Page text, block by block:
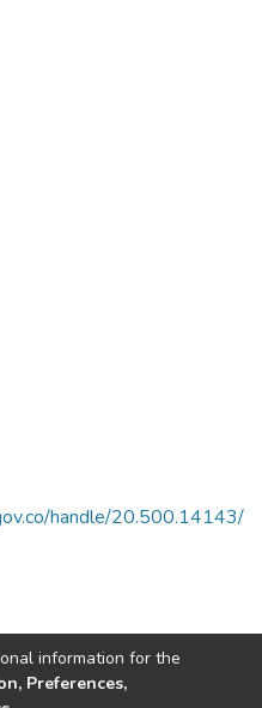
handle/20.500.14143/
information for the
Preferences,